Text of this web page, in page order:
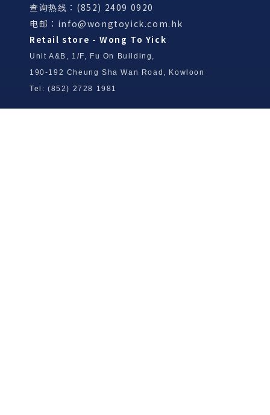
查询热线：(852) 2409 0920
电邮： info@wongtoyick.com.hk
Retail store - Wong To Yick
Unit A&B, 1/F, Fu On Building,
190-192 Cheung Sha Wan Road, Kowloon
Tel: (852) 2728 1981